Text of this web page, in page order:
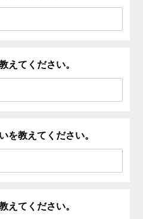
えてください。
を教えてください。
えてください。